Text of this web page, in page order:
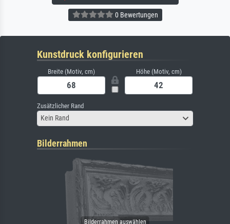
0 Bewertungen
Kunstdruck konfigurieren
Breite (Motiv, cm) Höhe (Motiv, cm)
Zusätzlicher Rand
Kein Rand
Bilderrahmen